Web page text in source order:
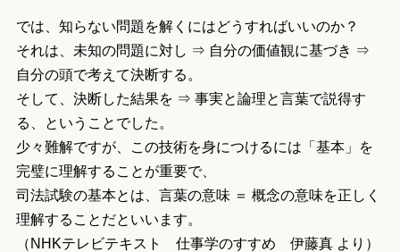
では、知らない問題を解くにはどうすればいいのか？
それは、未知の問題に対し ⇒ 自分の価値観に基づき ⇒
自分の頭で考えて決断する。
そして、決断した結果を ⇒ 事実と論理と言葉で説得す
る、ということでした。
少々難解ですが、この技術を身につけるには「基本」を
完璧に理解することが重要で、
司法試験の基本とは、言葉の意味 ＝ 概念の意味を正しく
理解することだといいます。
（NHKテレビテキスト 仕事学のすすめ 伊藤真 より）